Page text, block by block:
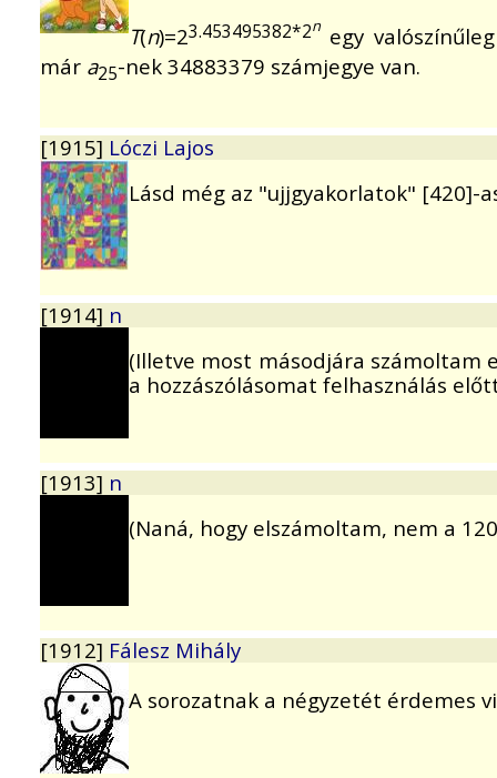
T(n)=23.453495382*2n egy
már a25-nek 34883379 számjegye van.
[1915] Lóczi Lajos
Lásd még az "ujjgyakorlatok" [420]-
[1914] n
(Illetve most másodjára számoltam
a hozzászólásomat felhasználás
[1913] n
(Naná, hogy elszámoltam, nem a
[1912] Fálesz Mihály
A sorozatnak a négyzetét érdemes